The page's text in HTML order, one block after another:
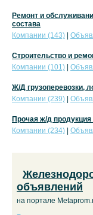
Ремонт и
состава
Компании (143)
Строительство и
Компании (101)
Ж/Д грузоперевозки,
Компании (239)
Прочая ж/д продукция
Компании (234)
объявлений
на портале